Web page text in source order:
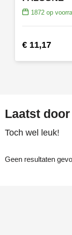
1872op
€ 11,17
Laatst
Toch wel leuk!
Geen resultaten